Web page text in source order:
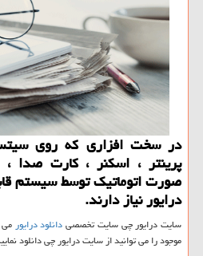
در سخت افزاری كه روی
پرینتر ، اسكنر ، كارت صدا
صورت اتوماتیك توسط سیستم
درایور نیاز دارند.
سایت درایور چی سایت تخصصیدانلود درایور
موجود را می توانید از سایت درایور چی دانلود